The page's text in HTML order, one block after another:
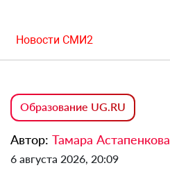
Новости СМИ2
Образование UG.RU
Автор: Тамара Астапенкова
6 августа 2026, 20:09